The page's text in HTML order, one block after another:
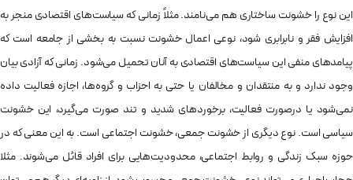
این نوع را خشونت ساختاری هم می‌نامند. مثلاً زمانی که سیاست‌های اقتصادی منجر به
افزایش فقر و نابرابری شود، نوعی اعمال خشونت نسبت به بخشی از جامعه است که
پیامدهای منفی این سیاست‌های اقتصادی به آنان تحمیل می‌شود. زمانی که آزادی بیان
وجود ندارد و به منتقدان و مخالفان یا حتی به احزاب و گروه‌ها، اجازه فعالیت داده
نمی‌شود یا درصورت فعالیت، برخوردهای شدید و تند صورت می‌گیرد، این خشونت
سیاسی است. نوع دیگری از خشونت جمعی، خشونت اجتماعی است. به این معنی که در
حوزه‌ سبک زندگی و روابط اجتماعی، محدودیت‌هایی برای افراد قائل می‌شوند. مثلا